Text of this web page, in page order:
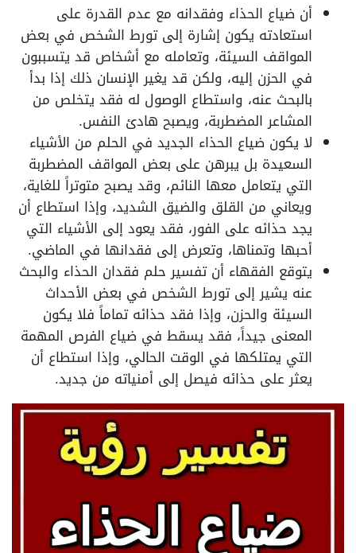
أن ضياع الحذاء وفقدانه مع عدم القدرة على
استعادته يكون إشارة إلى تورط الشخص في بعض
المواقف السيئة، وتعامله مع أشخاص قد يتسببون
في الحزن إليه، ولكن قد يغير الإنسان ذلك إذا بدأ
بالبحث عنه، واستطاع الوصول له فقد يتخلص من
المشاعر المضطربة، ويصبح هادئ النفس.
لا يكون ضياع الحذاء الجديد في الحلم من الأشياء
السعيدة بل يبرهن على بعض المواقف المضطربة
التي يتعامل معها النائم، وقد يصبح متوتراً للغاية،
ويعاني من القلق والضيق الشديد، وإذا استطاع أن
يجد حذائه على الفور، فقد يعود إلى الأشياء التي
أحبها وتمناها، وتعرض إلى فقدانها في الماضي.
يتوقع الفقهاء أن تفسير حلم فقدان الحذاء والبحث
عنه يشير إلى تورط الشخص في بعض الأحداث
السيئة والحزن، وإذا فقد حذائه تماماً فلا يكون
المعنى جيداً، فقد يسقط في ضياع الفرص المهمة
التي يمتلكها في الوقت الحالي، وإذا استطاع أن
يعثر على حذائه فيصل إلى أمنياته من جديد.